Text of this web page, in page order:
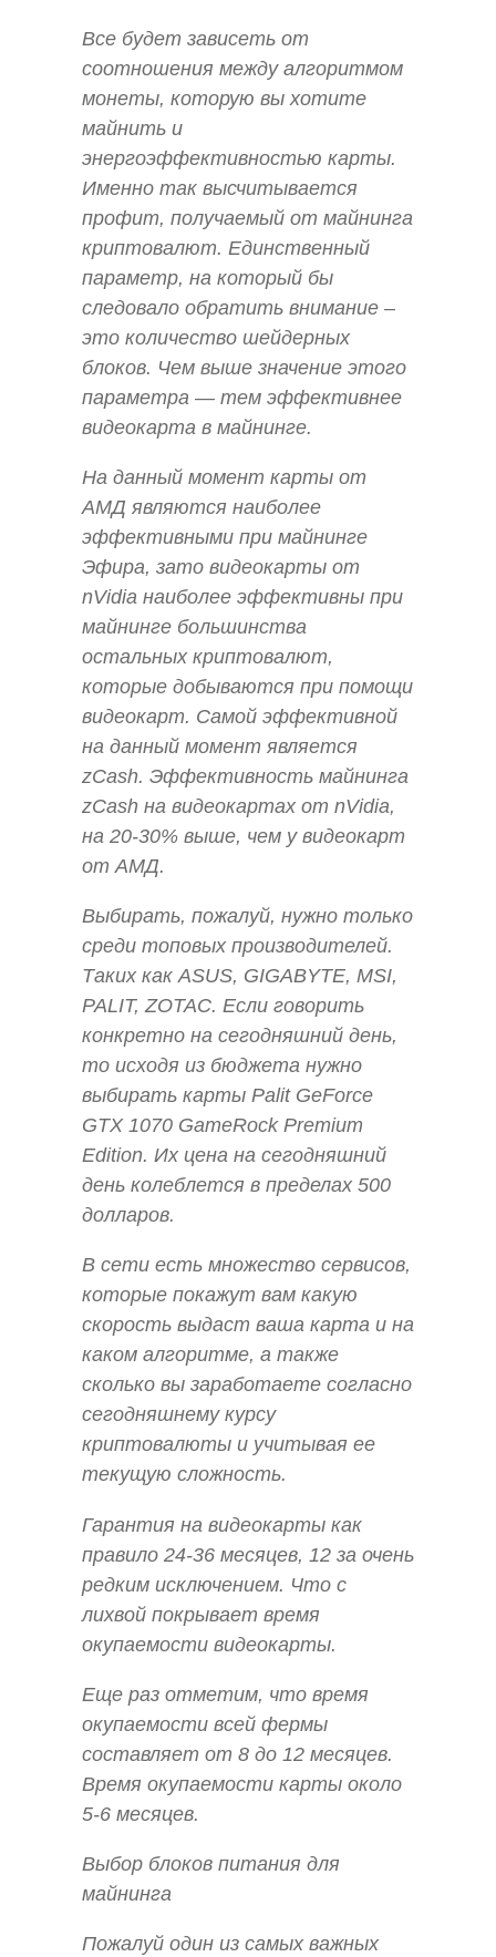
Все будет зависеть от
соотношения между алгоритмом
монеты, которую вы хотите
майнить и
энергоэффективностью карты.
Именно так высчитывается
профит, получаемый от майнинга
криптовалют. Единственный
параметр, на который бы
следовало обратить внимание –
это количество шейдерных
блоков. Чем выше значение этого
параметра — тем эффективнее
видеокарта в майнинге.
На данный момент карты от
АМД являются наиболее
эффективными при майнинге
Эфира, зато видеокарты от
nVidia наиболее эффективны при
майнинге большинства
остальных криптовалют,
которые добываются при помощи
видеокарт. Самой эффективной
на данный момент является
zCash. Эффективность майнинга
zCash на видеокартах от nVidia,
на 20-30% выше, чем у видеокарт
от АМД.
Выбирать, пожалуй, нужно только
среди топовых производителей.
Таких как ASUS, GIGABYTE, MSI,
PALIT, ZOTAC. Если говорить
конкретно на сегодняшний день,
то исходя из бюджета нужно
выбирать карты Palit GeForce
GTX 1070 GameRock Premium
Edition. Их цена на сегодняшний
день колеблется в пределах 500
долларов.
В сети есть множество сервисов,
которые покажут вам какую
скорость выдаст ваша карта и на
каком алгоритме, а также
сколько вы заработаете согласно
сегодняшнему курсу
криптовалюты и учитывая ее
текущую сложность.
Гарантия на видеокарты как
правило 24-36 месяцев, 12 за очень
редким исключением. Что с
лихвой покрывает время
окупаемости видеокарты.
Еще раз отметим, что время
окупаемости всей фермы
составляет от 8 до 12 месяцев.
Время окупаемости карты около
5-6 месяцев.
Выбор блоков питания для
майнинга
Пожалуй один из самых важных